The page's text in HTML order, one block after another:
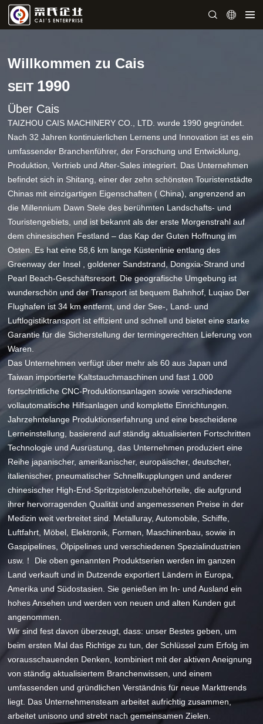
Willkommen zu Cais
SEIT 1990
Über Cais
TAIZHOU CAIS MACHINERY CO., LTD. wurde 1990 gegründet.
Nach 32 Jahren kontinuierlichen Lernens und Innovation ist es ein
umfassender Branchenführer, der Forschung und Entwicklung,
Produktion, Vertrieb und After-Sales integriert. Das Unternehmen
befindet sich in Shitang, einer der zehn schönsten Touristenstädte
Chinas mit einzigartigen Eigenschaften ( China), angrenzend an
die Millennium Dawn Stele des berühmten Landschafts- und
Touristengebiets, und ist bekannt als der erste Morgenstrahl auf
dem chinesischen Festland – das Kap der Guten Hoffnung im
Osten. Es hat eine 58,6 km lange Küstenlinie entlang des
Greenway der Insel , goldener Sandstrand, Dongxia-Strand und
Pearl Beach-Geschäftsresort. Die geografische Umgebung ist
wunderschön und der Transport ist bequem Bahnhof, Luqiao Der
Flughafen ist 34 km entfernt, und der See-, Land- und
Luftlogistiktransport ist effizient und schnell und bietet eine starke
Garantie für die Sicherstellung der termingerechten Lieferung von
Waren.
Das Unternehmen verfügt über mehr als 60 aus Japan und
Taiwan importierte Kaltstauchmaschinen und fast 1.000
fortschrittliche CNC-Produktionsanlagen sowie verschiedene
vollautomatische Hilfsanlagen und komplette Einrichtungen.
Jahrzehntelange Produktionserfahrung und eine bescheidene
Lerneinstellung, basierend auf ständig aktualisierten Fortschritten
Technologie und Ausrüstung, das Unternehmen produziert eine
Reihe japanischer, amerikanischer, europäischer, deutscher,
italienischer, pneumatischer Schnellkupplungen und anderer
chinesischer High-End-Spritzpistolenzubehörteile, die aufgrund
ihrer hervorragenden Qualität und angemessenen Preise in der
Medizin weit verbreitet sind. Metalluray, Automobile, Schiffe,
Luftfahrt, Möbel, Elektronik, Formen, Maschinenbau, sowie in
Gaspipelines, Ölpipelines und verschiedenen Spezialindustrien
usw.！ Die oben genannten Produktserien werden im ganzen
Land verkauft und in Dutzende exportiert Ländern in Europa,
Amerika und Südostasien. Sie genießen im In- und Ausland ein
hohes Ansehen und werden von neuen und alten Kunden gut
angenommen.
Wir sind fest davon überzeugt, dass: unser Bestes geben, um
beim ersten Mal das Richtige zu tun, der Schlüssel zum Erfolg im
vorausschauenden Denken, kombiniert mit der aktiven Aneignung
von ständig aktualisiertem Branchenwissen, und einem
umfassenden und gründlichen Verständnis für neue Markttrends
liegt. Das Unternehmensteam arbeitet aufrichtig zusammen,
arbeitet unisono und strebt nach gemeinsamen Zielen.